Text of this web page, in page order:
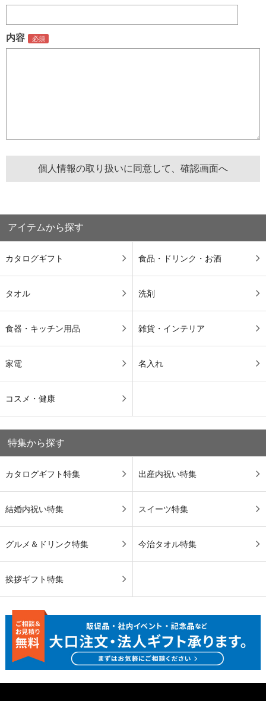
内容
アイテムから探す
カタログギフト 食品・ドリンク・お酒
タオル 洗剤
食器・キッチン用品 雑貨・インテリア
家電 名入れ
コスメ・健康
特集から探す
カタログギフト特集 出産内祝い特集
結婚内祝い特集 スイーツ特集
グルメ＆ドリンク特集 今治タオル特集
挨拶ギフト特集